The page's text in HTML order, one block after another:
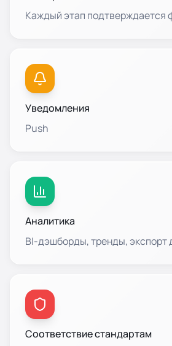
Каждый этап подтверждается
Уведомления
Push
Аналитика
BI-дэшборды, тренды, экспорт
Соответствие стандартам